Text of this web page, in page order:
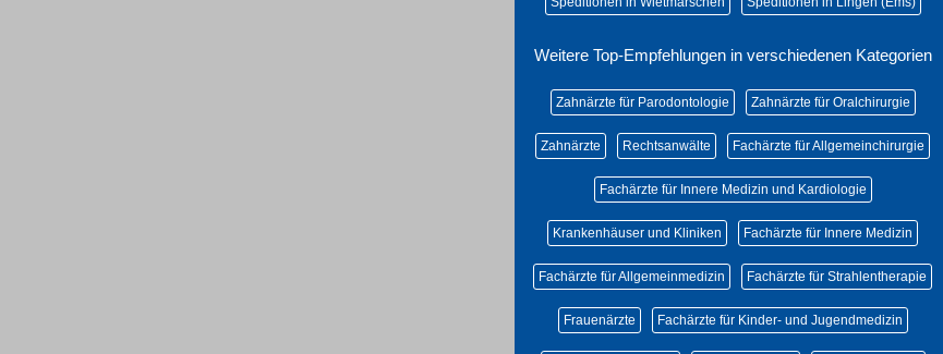
Weitere Top-Empfehlungen in verschiedenen Kategorien
Zahnärzte für Parodontologie Zahnärzte für Oralchirurgie
Zahnärzte Rechtsanwälte Fachärzte für Allgemeinchirurgie
Fachärzte für Innere Medizin und Kardiologie
Krankenhäuser und Kliniken Fachärzte für Innere Medizin
Fachärzte für Allgemeinmedizin Fachärzte für Strahlentherapie
Frauenärzte Fachärzte für Kinder- und Jugendmedizin